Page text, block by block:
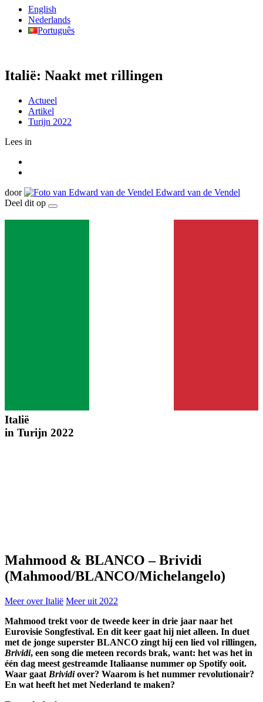
English
Nederlands
Português
Italië: Naakt met rillingen
Actueel
Artikel
Turijn 2022
Lees in
door
Edward van de Vendel
Deel dit op
Italië
in Turijn 2022
Mahmood & BLANCO –Brividi
(Mahmood/BLANCO/Michelangelo)
Meer over Italië Meer uit 2022
Mahmood trekt voor de tweede keer in drie jaar naar het
Eurovisie Songfestival. En dit keer gaat hij niet alleen. In duet
met de jonge superster BLANCO zingt hij een lied vol rillingen,
Brividi, een song die meteen records brak, want: het was het in
één dag meest gestreamde Italiaanse nummer op Spotify ooit.
Waar gaat Brividiover? Waarom is het nummer revolutionair?
En wat heeft het met Nederland te maken?